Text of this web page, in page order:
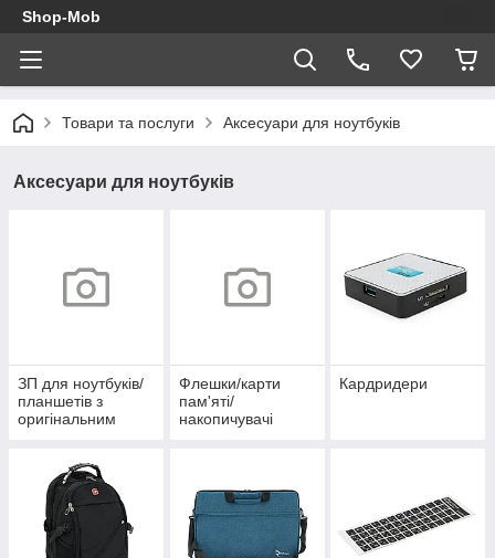
Shop-Mob
Товари та послуги Аксесуари для ноутбуків
Аксесуари для ноутбуків
ЗП для ноутбуків/
планшетів з
оригінальним
Флешки/карти
пам'яті/
накопичувачі
Кардридери